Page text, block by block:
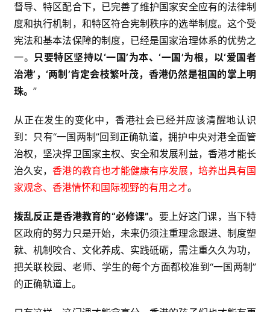
督导、特区配合下，已完善了维护国家安全应有的法律制
度和执行机制，和特区符合宪制秩序的选举制度。这个受
宪法和基本法保障的制度，已经是国家治理体系的优势之
一。 只要特区坚持以‘一国’为本、‘一国’为根，以‘爱国者
治港’，‘两制’肯定会枝繁叶茂，香港仍然是祖国的掌上明
珠。 ”
从正在发生的变化中，香港社会已经并应该清醒地认识
到：只有“一国两制”回到正确轨道，拥护中央对港全面管
治权，坚决捍卫国家主权、安全和发展利益，香港才能长
治久安， 香港的教育也才能健康有序发展，培养出具有国
家观念、香港情怀和国际视野的有用之才。
拨乱反正是香港教育的“必修课”。 要上好这门课，当下特
区政府的努力只是开始，未来仍须注重理念跟进、制度塑
就、机制咬合、文化养成、实践砥砺，需注重久久为功，
把关联校园、老师、学生的每个方面都校准到“一国两制”
的正确轨道上。